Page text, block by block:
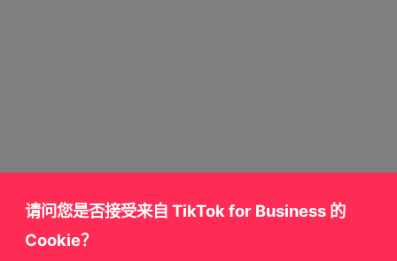
请问您是否接受来自 TikTok for Business 的
Cookie？